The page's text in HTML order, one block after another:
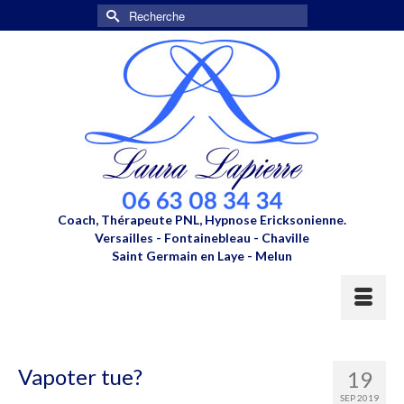
Rechercher :
Coach, Thérapeute PNL, Hypnose Ericksonienne.
Versailles - Fontainebleau - Chaville
Saint Germain en Laye - Melun
19
SEP 2019
Vapoter tue?